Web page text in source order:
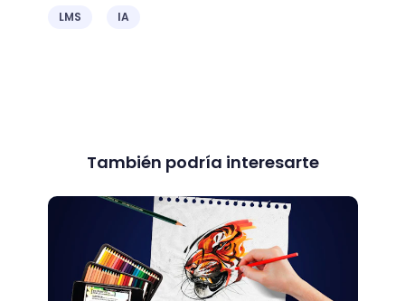
LMS IA
También podría interesarte